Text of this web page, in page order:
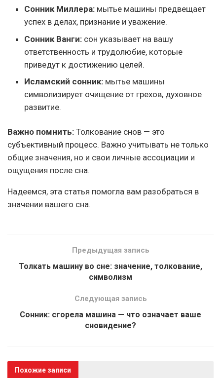
Сонник Миллера: мытье машины предвещает
успех в делах, признание и уважение.
Сонник Ванги: сон указывает на вашу
ответственность и трудолюбие, которые
приведут к достижению целей.
Исламский сонник: мытье машины
символизирует очищение от грехов, духовное
развитие.
Важно помнить: Толкование снов — это
субъективный процесс. Важно учитывать не только
общие значения, но и свои личные ассоциации и
ощущения после сна.
Надеемся, эта статья помогла вам разобраться в
значении вашего сна.
Предыдущая запись
Толкать машину во сне: значение, толкование,
символизм
Следующая запись
Сонник: сгорела машина — что означает ваше
сновидение?
Похожие записи